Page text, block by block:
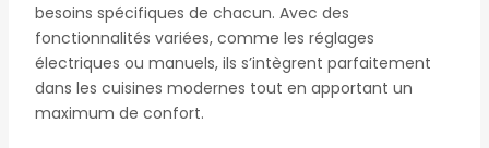
besoins spécifiques de chacun. Avec des
fonctionnalités variées, comme les réglages
électriques ou manuels, ils s’intègrent parfaitement
dans les cuisines modernes tout en apportant un
maximum de confort.